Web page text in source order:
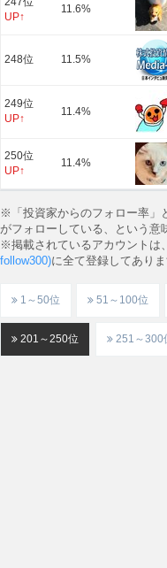
UP↑
11.6%
248位 11.5%
249位
UP↑
11.4%
250位
UP↑
11.4%
※「投資家からのフォロー率」
がフォローしている、という意
※掲載されているアカウントは
follow300)に全て登録してあり
1～50位 51～100位
201～250位 251～300